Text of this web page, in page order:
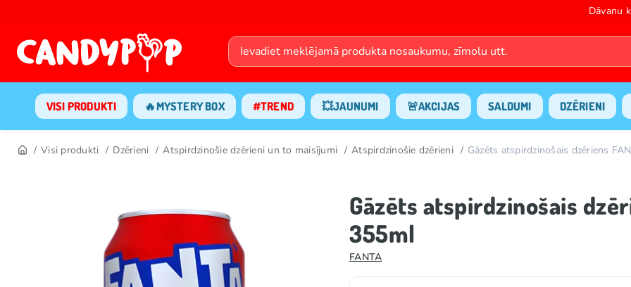
Dāvanu
VISI PRODUKTI 🔥MYSTERY BOX #TREND 💥JAUNUMI 🚨AKCIJAS SALDUMI DZĒRIENI
Visi produkti Dzērieni Atspirdzinošie dzērieni un to maisījumi Atspirdzinošie dzērieni Gāzēts atspirdzinošais dzēriens
Gāzēts atspirdzinošais
355ml
FANTA